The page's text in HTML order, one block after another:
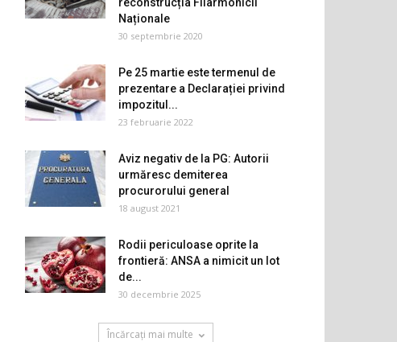
Naționale
30 septembrie 2020
Pe 25 martie este termenul de
prezentare a Declarației privind
impozitul...
23 februarie 2022
Aviz negativ de la PG: Autorii
urmăresc demiterea
procurorului general
18 august 2021
Rodii periculoase oprite la
frontieră: ANSA a nimicit un lot
de...
30 decembrie 2025
Încărcați mai multe